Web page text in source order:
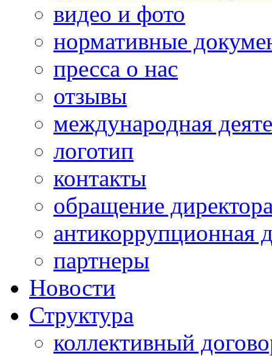
видео и фото
нормативные
пресса о нас
отзывы
международная
логотип
контакты
обращение
антикоррупционная
партнеры
Новости
Структура
коллективный